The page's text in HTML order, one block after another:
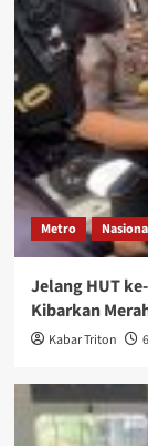
Metro
Jelang HUT
Kibarkan
Kabar Triton